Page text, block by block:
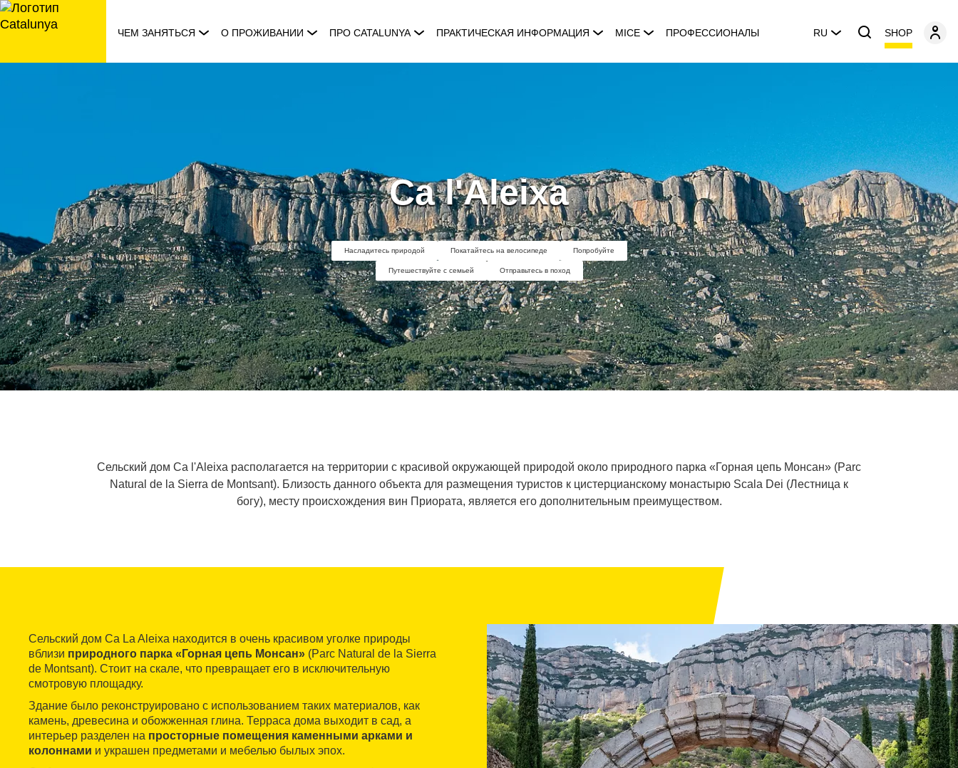
перейти
к
ЧЕМ ЗАНЯТЬСЯ О ПРОЖИВАНИИ ПРО CATALUNYA ПРАКТИЧЕСКАЯ ИНФОРМАЦИЯ MICE ПРОФЕССИОНАЛЫ RU SHOP
Ca l'Aleixa
Насладитесь природой Покатайтесь на велосипеде Попробуйте
Путешествуйте с семьей Отправьтесь в поход
Сельский дом Ca l'Aleixa располагается на территории с красивой окружающей природой около природного парка «Горная цепь Монсан» (Parc
Natural de la Sierra de Montsant). Близость данного объекта для размещения туристов к цистерцианскому монастырю Scala Dei (Лестница к
богу), месту происхождения вин Приората, является его дополнительным преимуществом.
Сельский дом Ca La Aleixa находится в очень красивом уголке природы
вблизи природного парка «Горная цепь Монсан» (Parc Natural de la Sierra
de Montsant). Стоит на скале, что превращает его в исключительную
смотровую площадку.
Здание было реконструировано с использованием таких материалов, как
камень, древесина и обожженная глина. Терраса дома выходит в сад, а
интерьер разделен на просторные помещения каменными арками и
колоннами и украшен предметами и мебелью былых эпох.